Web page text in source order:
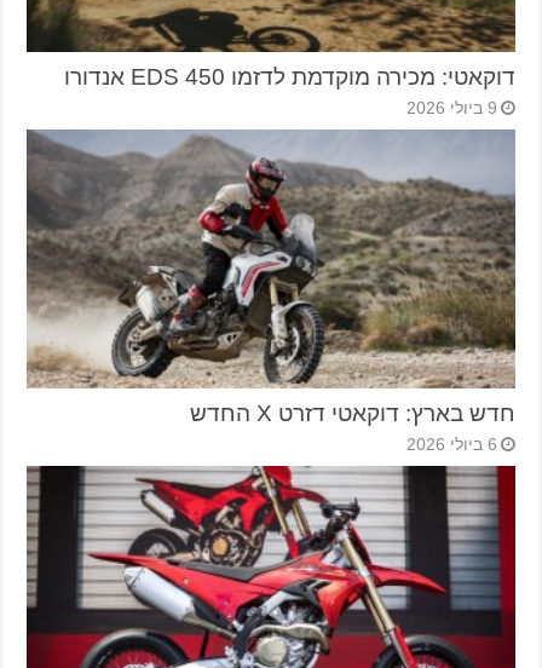
דוקאטי: מכירה מוקדמת לדזמו 450 EDS אנדורו
9 ביולי 2026
חדש בארץ: דוקאטי דזרט X החדש
6 ביולי 2026